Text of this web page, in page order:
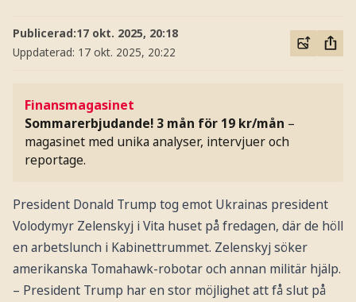
Publicerad:17 okt. 2025, 20:18
Uppdaterad: 17 okt. 2025, 20:22
Finansmagasinet
Sommarerbjudande! 3 mån för 19 kr/mån –
magasinet med unika analyser, intervjuer och
reportage.
President Donald Trump tog emot Ukrainas president
Volodymyr Zelenskyj i Vita huset på fredagen, där de höll
en arbetslunch i Kabinettrummet. Zelenskyj söker
amerikanska Tomahawk-robotar och annan militär hjälp.
– President Trump har en stor möjlighet att få slut på